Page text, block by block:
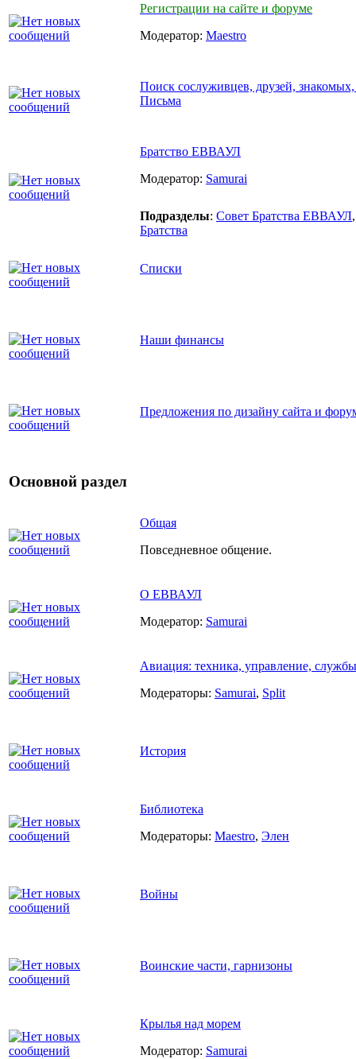
Регистрации на сайте и форуме
Модератор: Maestro
Поиск сослуживцев, друзей,
Письма
Братство ЕВВАУЛ
Модератор: Samurai
Подразделы: Совет Братства ЕВВАУЛ
Братства
Списки
Наши финансы
Предложения по дизайну сайта и
Основной раздел
Общая
Повседневное общение.
О ЕВВАУЛ
Модератор: Samurai
Авиация: техника, управление, службы
Модераторы: Samurai, Split
История
Библиотека
Модераторы: Maestro, Элен
Войны
Воинские части, гарнизоны
Крылья над морем
Модератор: Samurai